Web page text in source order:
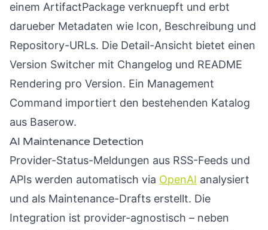
einem ArtifactPackage verknuepft und erbt
darueber Metadaten wie Icon, Beschreibung und
Repository-URLs. Die Detail-Ansicht bietet einen
Version Switcher mit Changelog und README
Rendering pro Version. Ein Management
Command importiert den bestehenden Katalog
aus Baserow.
AI Maintenance Detection
Provider-Status-Meldungen aus RSS-Feeds und
APIs werden automatisch via OpenAI analysiert
und als Maintenance-Drafts erstellt. Die
Integration ist provider-agnostisch – neben